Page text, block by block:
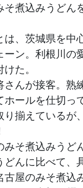
そ煮込みうどん
は、茨城県を中
ーン。利根川の
た。
さんが接客。熟
ールを仕切っ
り揃えているが
みそ煮込みうど
んに比べて、
古屋のみそ煮込